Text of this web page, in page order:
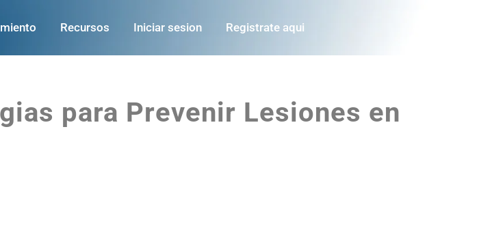
Recursos Iniciar sesion Registrate aqui
para Prevenir Lesiones en